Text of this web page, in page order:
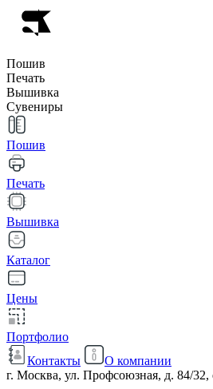
Пошив
Печать
Вышивка
Сувениры
Пошив
Печать
Вышивка
Каталог
Цены
Портфолио
Контакты
О компании
г. Москва, ул. Профсоюзная, д. 84/32,